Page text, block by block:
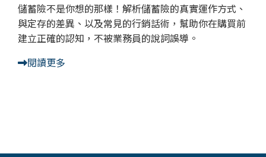
儲蓄險不是你想的那樣！解析儲蓄險的真實運作方式、
與定存的差異、以及常見的行銷話術，幫助你在購買前
建立正確的認知，不被業務員的說詞誤導。
閱讀更多